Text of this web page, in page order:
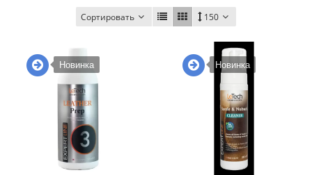
Сортировать 150
Новинка Новинка